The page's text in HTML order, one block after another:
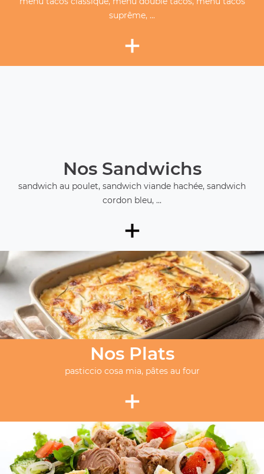
suprême, ...
+
Nos Sandwichs
sandwich au poulet, sandwich viande hachée, sandwich
cordon bleu, ...
+
Nos Plats
pasticcio cosa mia, pâtes au four
+